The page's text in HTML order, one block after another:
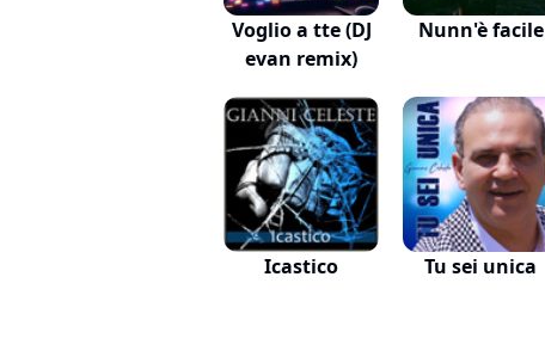
Voglio a tte (DJ
evan remix)
Nunn'è facile
Icastico Tu sei unica